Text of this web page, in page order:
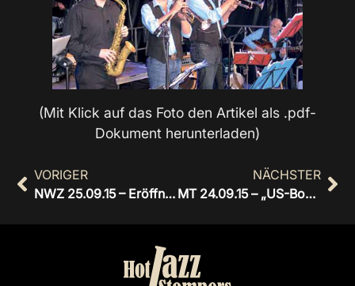
(Mit Klick auf das Foto den Artikel als .pdf-
Dokument herunterladen)
VORIGER
NWZ 25.09.15 – Eröffnung Cityfest CLP
NÄCHSTER
MT 24.09.15 – „US-Boy“ Joél verleiht Stompers Soul-Note